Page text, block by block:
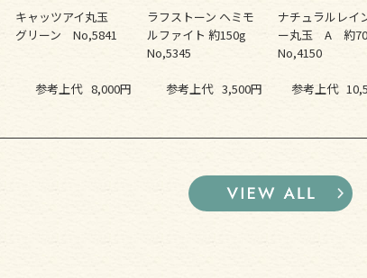
キャッツアイ丸玉
グリーン No,5841
参考上代 8,000円
ラフストーン ヘミモ
ルファイト 約150g
No,5345
参考上代 3,500円
ナチュラルレイ
ー丸玉 A 約
No,4150
参考上代